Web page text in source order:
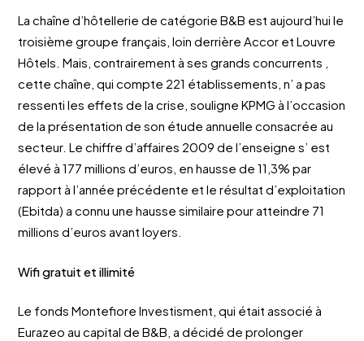
La chaîne d’hôtellerie de catégorie B&B est aujourd’hui le
troisième groupe français, loin derrière Accor et Louvre
Hôtels. Mais, contrairement à ses grands concurrents ,
cette chaîne, qui compte 221 établissements, n’ a pas
ressenti les effets de la crise, souligne KPMG à l’occasion
de la présentation de son étude annuelle consacrée au
secteur. Le chiffre d’affaires 2009 de l’enseigne s’ est
élevé à 177 millions d’euros, en hausse de 11,3% par
rapport à l’année précédente et le résultat d’exploitation
(Ebitda) a connu une hausse similaire pour atteindre 71
millions d’euros avant loyers.
Wifi gratuit et illimité
Le fonds Montefiore Investisment, qui était associé à
Eurazeo au capital de B&B, a décidé de prolonger